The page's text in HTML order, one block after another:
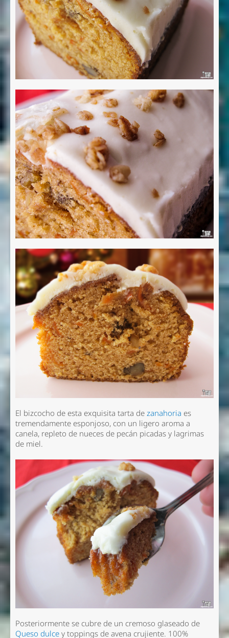
El bizcocho de esta exquisita tarta dezanahoria es
tremendamente esponjoso, con un ligero aroma a
canela, repleto de nueces de pecán picadas y lagrimas
de miel.
Posteriormente se cubre de un cremoso glaseado de
Queso dulcey toppings de avena crujiente. 100%